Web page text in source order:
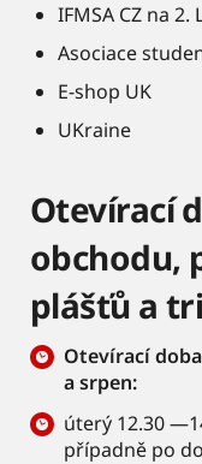
IFMSA CZ na 2.
Asociace
E-shop UK
UKraine
Otevírací
obchodu,
plášťů a
Otevírací
a srpen:
úterý 12.30
případně po